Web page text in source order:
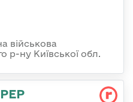
військова
р-ну Київської обл.